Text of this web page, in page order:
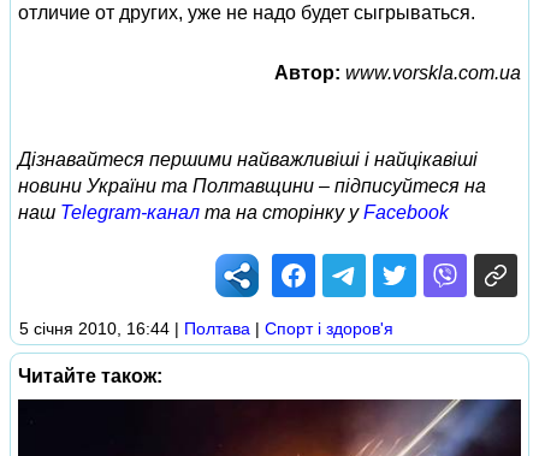
отличие от других, уже не надо будет сыгрываться.
Автор: www.vorskla.com.ua
Дізнавайтеся першими найважливіші і найцікавіші
новини України та Полтавщини – підписуйтеся на
наш Telegram-канал та на сторінку уFacebook
5 січня 2010, 16:44 | Полтава | Спорт і здоров'я
Читайте також: